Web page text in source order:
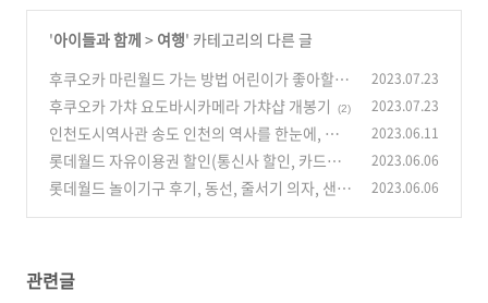
'아이들과 함께 > 여행' 카테고리의 다른 글
후쿠오카 마린월드 가는 방법 어린이가 좋아할 만
한 수족관
(1)
2023.07.23
후쿠오카 가챠 요도바시카메라 가챠샵 개봉기 (2) 2023.07.23
인천도시역사관 송도 인천의 역사를 한눈에, 아
이들과 가면 좋은 곳
(0)
2023.06.11
롯데월드 자유이용권 할인(통신사 할인, 카드사
할인, 제휴카드 할인) (0)
2023.06.06
롯데월드 놀이기구 후기, 동선, 줄서기 의자, 샌드
2023.06.06
관련글